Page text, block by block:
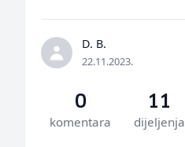
D. B.
22.11.2023.
0
komentara
11
dijeljenja